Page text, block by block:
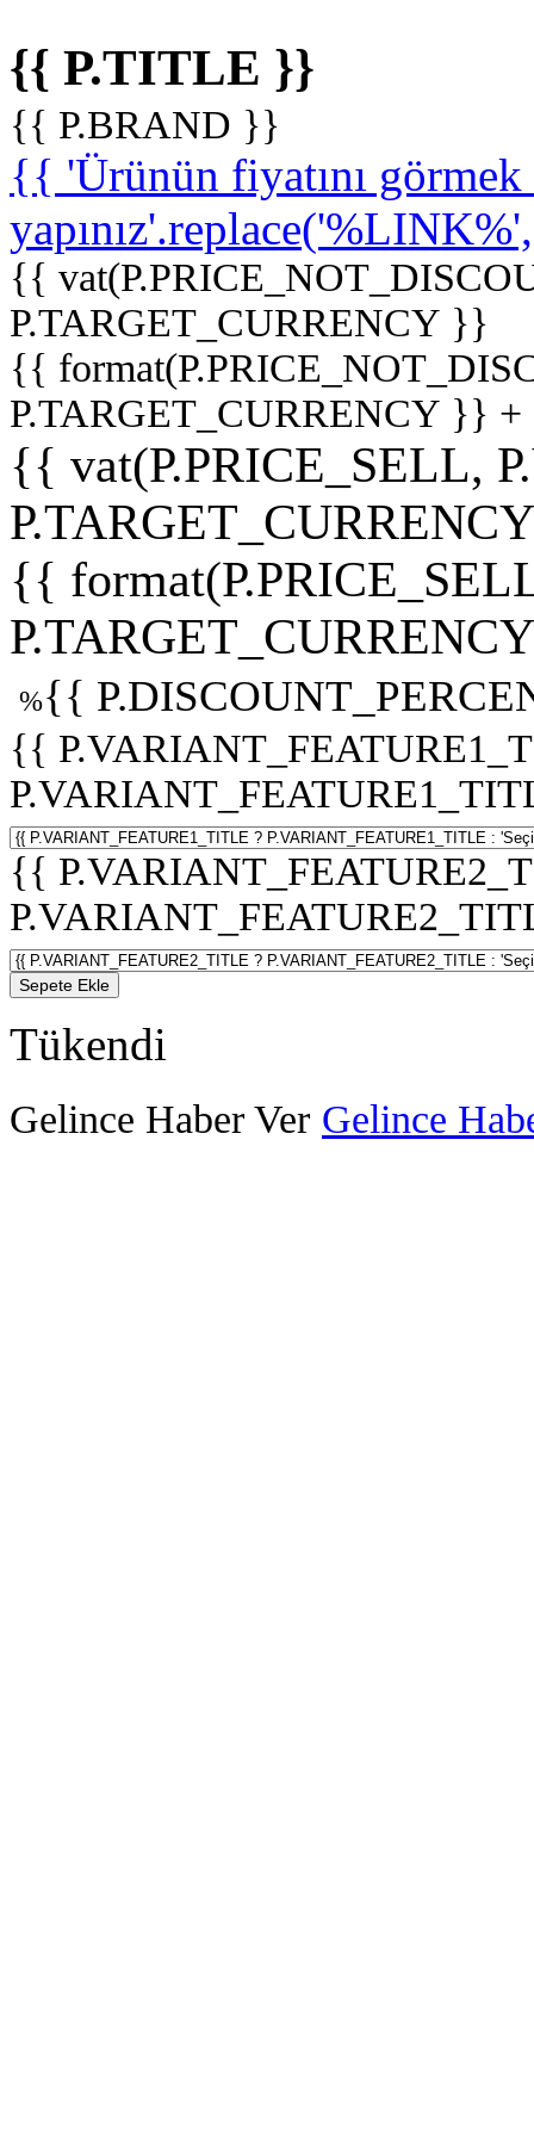
{{ P.TITLE }}
{{ P.BRAND }}
{{ 'Ürünün fiyatını
{{
P.TARGET_CURRENCY }}
{{
P.TARGET_CURRENCY }}
{{ vat(P.PRICE_SELL,
{{
%{{
{{
{{
Sepete Ekle
Tükendi
Gelince Haber Ver Gelince